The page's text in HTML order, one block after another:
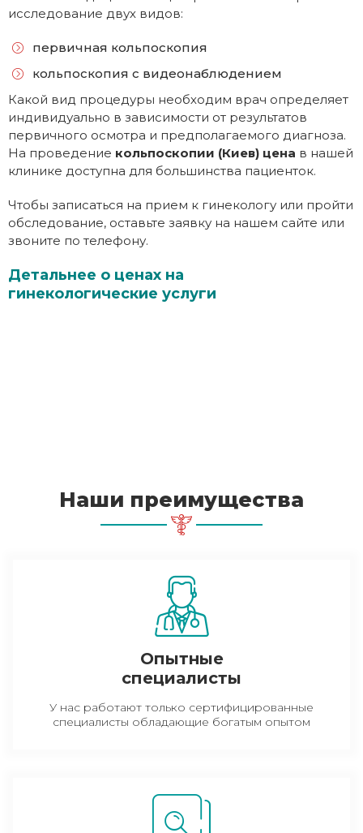
исследование двух видов:
первичная кольпоскопия
кольпоскопия с видеонаблюдением
Какой вид процедуры необходим врач определяет
индивидуально в зависимости от результатов
первичного осмотра и предполагаемого диагноза.
На проведение кольпоскопии (Киев) цена в нашей
клинике доступна для большинства пациенток.
Чтобы записаться на прием к гинекологу или пройти
обследование, оставьте заявку на нашем сайте или
звоните по телефону.
Детальнее о ценах на
гинекологические услуги
Наши преимущества
Опытные
специалисты
У нас работают только сертифицированные
специалисты обладающие богатым опытом